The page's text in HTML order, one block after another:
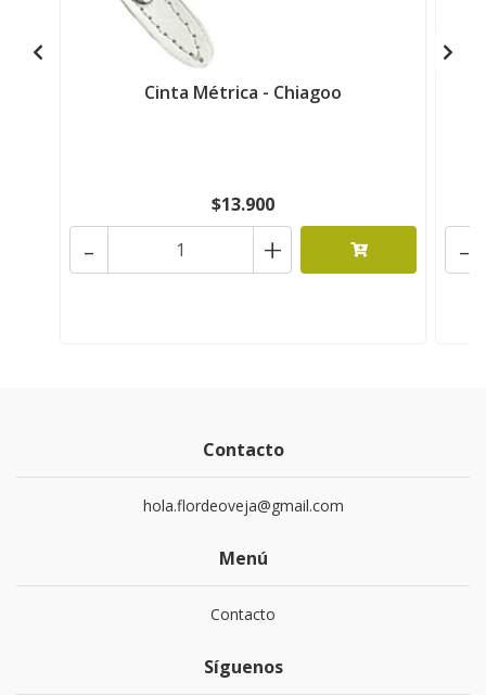
Cinta Métrica - Chiagoo
$13.900
+
- -
Contacto
hola.flordeoveja@gmail.com
Menú
Contacto
Síguenos